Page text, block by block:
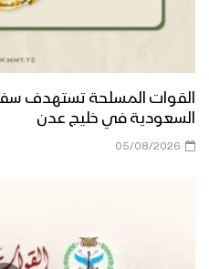
السعودية في خليج عدن
05/08/2026